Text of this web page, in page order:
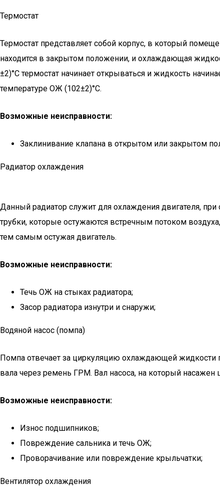
Термостат
Термостат представляет собой корпус, в который
находится в закрытом положении, и охлаждающая
±2)°С термостат начинает открываться и жидкость
температуре ОЖ (102±2)°С.
Возможные неисправности:
Заклинивание клапана в открытом или закрытом
Радиатор охлаждения
Данный радиатор служит для охлаждения двигателя, при
трубки, которые остужаются встречным потоком
тем самым остужая двигатель.
Возможные неисправности:
Течь ОЖ на стыках радиатора;
Засор радиатора изнутри и снаружи;
Водяной насос (помпа)
Помпа отвечает за циркуляцию охлаждающей жидкости
вала через ремень ГРМ. Вал насоса, на который
Возможные неисправности:
Износ подшипников;
Повреждение сальника и течь ОЖ;
Проворачивание или повреждение крыльчатки;
Вентилятор охлаждения